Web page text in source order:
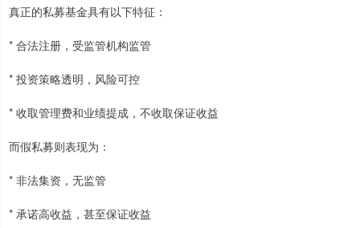
真正的私募基金具有以下特征：
* 合法注册，受监管机构监管
* 投资策略透明，风险可控
* 收取管理费和业绩提成，不收取保证收益
而假私募则表现为：
* 非法集资，无监管
* 承诺高收益，甚至保证收益